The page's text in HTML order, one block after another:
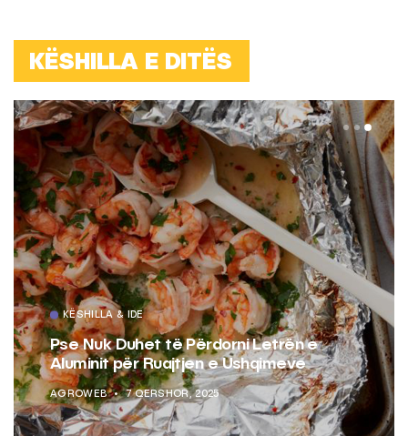
KËSHILLA E DITËS
KËSHILLA & IDE
Pse Nuk Duhet të Përdorni Letrën e
Aluminit për Ruajtjen e Ushqimeve
AGROWEB 7 QERSHOR, 2025